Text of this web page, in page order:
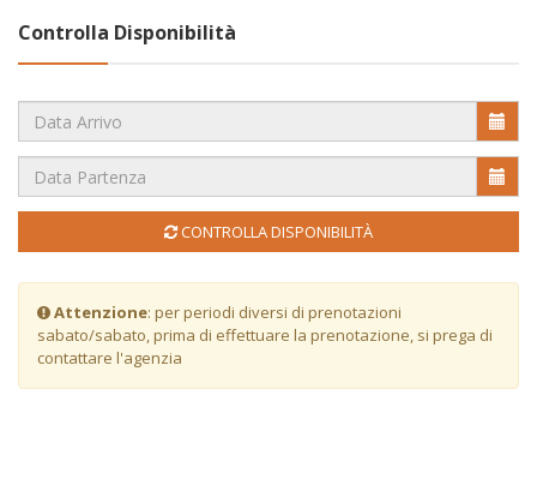
Controlla Disponibilità
CONTROLLA DISPONIBILITÀ
Attenzione: per periodi diversi di prenotazioni
sabato/sabato, prima di effettuare la prenotazione, si prega di
contattare l'agenzia